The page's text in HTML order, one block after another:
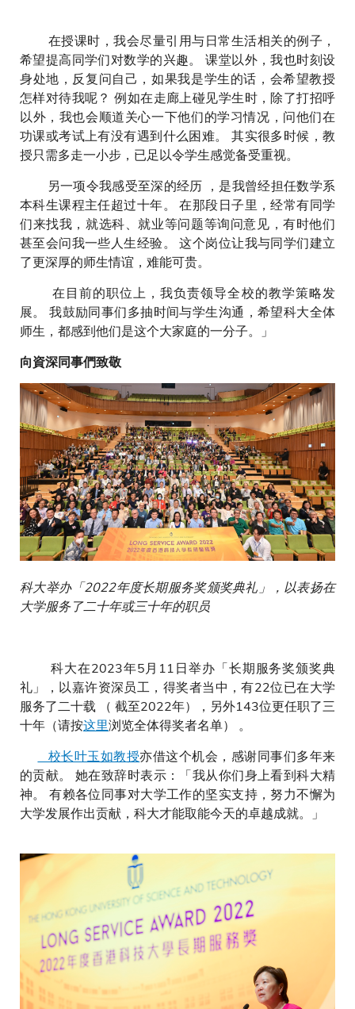
在授课时，我会尽量引用与日常生活相关的例子，
希望提高同学们对数学的兴趣。 课堂以外，我也时刻设
身处地，反复问自己，如果我是学生的话，会希望教授
怎样对待我呢？ 例如在走廊上碰见学生时，除了打招呼
以外，我也会顺道关心一下他们的学习情况，问他们在
功课或考试上有没有遇到什么困难。 其实很多时候，教
授只需多走一小步，已足以令学生感觉备受重视。
另一项令我感受至深的经历 ，是我曾经担任数学系
本科生课程主任超过十年。 在那段日子里，经常有同学
们来找我，就选科、就业等问题等询问意见，有时他们
甚至会问我一些人生经验。 这个岗位让我与同学们建立
了更深厚的师生情谊，难能可贵。
在目前的职位上，我负责领导全校的教学策略发
展。 我鼓励同事们多抽时间与学生沟通，希望科大全体
师生，都感到他们是这个大家庭的一分子。」
向資深同事們致敬
科大举办「2022年度长期服务奖颁奖典礼」，以表扬在
大学服务了二十年或三十年的职员
科大在2023年5月11日举办「长期服务奖颁奖典
礼」，以嘉许资深员工，得奖者当中，有22位已在大学
服务了二十载 （ 截至2022年），另外143位更任职了三
十年（请按这里浏览全体得奖者名单） 。
校长叶玉如教授亦借这个机会，感谢同事们多年来
的贡献。 她在致辞时表示：「我从你们身上看到科大精
神。 有赖各位同事对大学工作的坚实支持，努力不懈为
大学发展作出贡献，科大才能取能今天的卓越成就。」